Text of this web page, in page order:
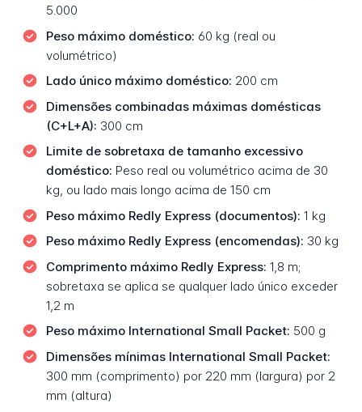
5.000
Peso máximo doméstico: 60 kg (real ou
volumétrico)
Lado único máximo doméstico: 200 cm
Dimensões combinadas máximas domésticas
(C+L+A): 300 cm
Limite de sobretaxa de tamanho excessivo
doméstico: Peso real ou volumétrico acima de 30
kg, ou lado mais longo acima de 150 cm
Peso máximo Redly Express (documentos): 1 kg
Peso máximo Redly Express (encomendas): 30 kg
Comprimento máximo Redly Express: 1,8 m;
sobretaxa se aplica se qualquer lado único exceder
1,2 m
Peso máximo International Small Packet: 500 g
Dimensões mínimas International Small Packet:
300 mm (comprimento) por 220 mm (largura) por 2
mm (altura)